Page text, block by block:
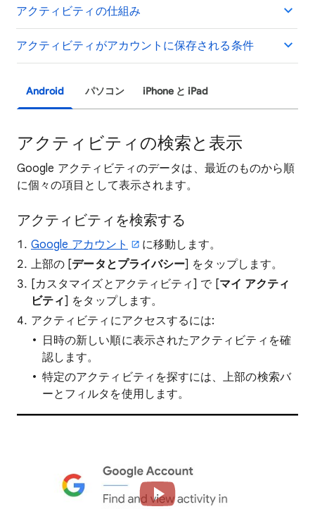
アクティビティの仕組み
アクティビティがアカウントに保存される条件
Android パソコン iPhone と iPad
アクティビティの検索と表示
Google アクティビティのデータは、最近のものから順
に個々の項目として表示されます。
アクティビティを検索する
Google アカウント
に移動します。
上部の [データとプライバシー] をタップします。
[カスタマイズとアクティビティ] で [マイ アクティ
ビティ] をタップします。
アクティビティにアクセスするには:
日時の新しい順に表示されたアクティビティを確
認します。
特定のアクティビティを探すには、上部の検索バ
ーとフィルタを使用します。